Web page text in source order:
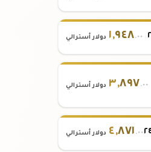
١,٩٤٨.٠٠ دولار أسترالي
٣,٨٩٧.٠٠ دولار أسترالي
٤,٨٧١ .٠٠ دولار أسترالي